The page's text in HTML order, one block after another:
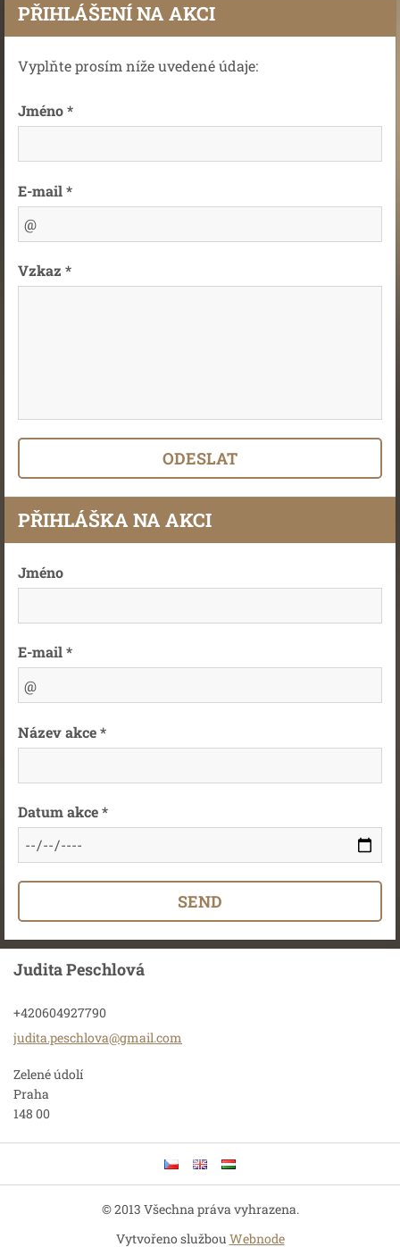
PŘIHLÁŠENÍ NA AKCI
Vyplňte prosím níže uvedené údaje:
Jméno *
E-mail *
Vzkaz *
PŘIHLÁŠKA NA AKCI
Jméno
E-mail *
Název akce *
Datum akce *
Judita Peschlová
+420604927790
judita.peschlova@gmail.com
Zelené údolí
Praha
148 00
© 2013 Všechna práva vyhrazena.
Vytvořeno službou Webnode